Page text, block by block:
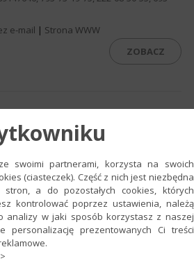
e-mail | Strona WWW
ZOBACZ
swoimi partnerami, korzysta na swoich
(ciasteczek). Część z nich jest niezbędna
stron, a do pozostałych cookies, których
kontrolować poprzez ustawienia, należą
analizy w jaki sposób korzystasz z naszej
personalizację prezentowanych Ci treści